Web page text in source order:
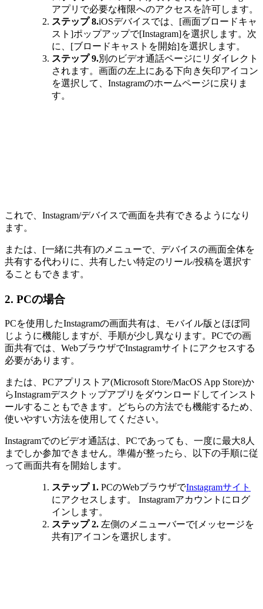
アプリで必要な権限へのアクセスを許可します。
ステップ 8.iOSデバイスでは、[画面ブロードキャ
スト]ポップアップで[Instagram]を選択します。次
に、[ブロードキャストを開始]を選択します。
ステップ 9.別のビデオ通話ページにリダイレクト
されます。画面の左上にある下向き矢印アイコン
を選択して、Instagramのホームページに戻りま
す。
これで、Instagram/デバイスで画面を共有できるようになり
ます。
または、[一緒に共有]のメニューで、デバイスの画面全体を
共有する代わりに、共有したい特定のリール/投稿を選択す
ることもできます。
2. PCの場合
PCを使用したInstagramの画面共有は、モバイル版とほぼ同
じように機能しますが、手順が少し異なります。PCでの画
面共有では、WebブラウザでInstagramサイトにアクセスする
必要があります。
または、PCアプリストア(Microsoft Store/MacOS App Store)か
らInstagramデスクトップアプリをダウンロードしてインスト
ールすることもできます。どちらの方法でも機能するため、
使いやすい方法を使用してください。
Instagramでのビデオ通話は、PCであっても、一度に最大8人
までしか参加できません。準備が整ったら、以下の手順に従
って画面共有を開始します。
ステップ 1. PCのWebブラウザでInstagramサイト
にアクセスします。 Instagramアカウントにログ
インします。
ステップ 2. 左側のメニューバーで[メッセージを
共有]アイコンを選択します。